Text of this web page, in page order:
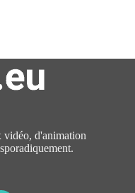
vidéo, d'animation